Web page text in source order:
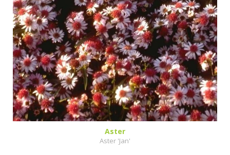
Aster
Aster 'Jan'